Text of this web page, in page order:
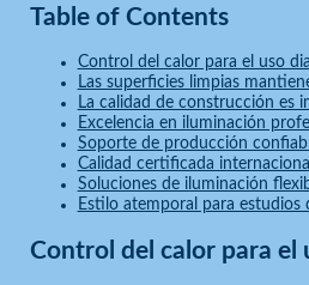
Table of Contents
Control del calor para el uso
Las superficies limpias
La calidad de construcción es
Excelencia en iluminación
Soporte de producción
Calidad certificada
Soluciones de iluminación
Estilo atemporal para estudios
Control del calor para el